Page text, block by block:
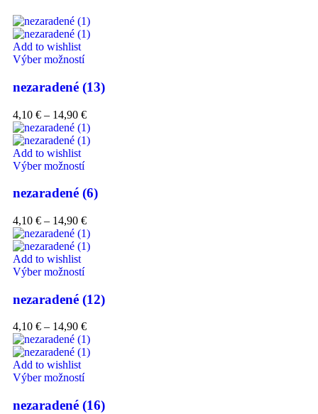
Add to wishlist
Výber možností
nezaradené (13)
4,10 € – 14,90 €
Add to wishlist
Výber možností
nezaradené (6)
4,10 € – 14,90 €
Add to wishlist
Výber možností
nezaradené (12)
4,10 € – 14,90 €
Add to wishlist
Výber možností
nezaradené (16)